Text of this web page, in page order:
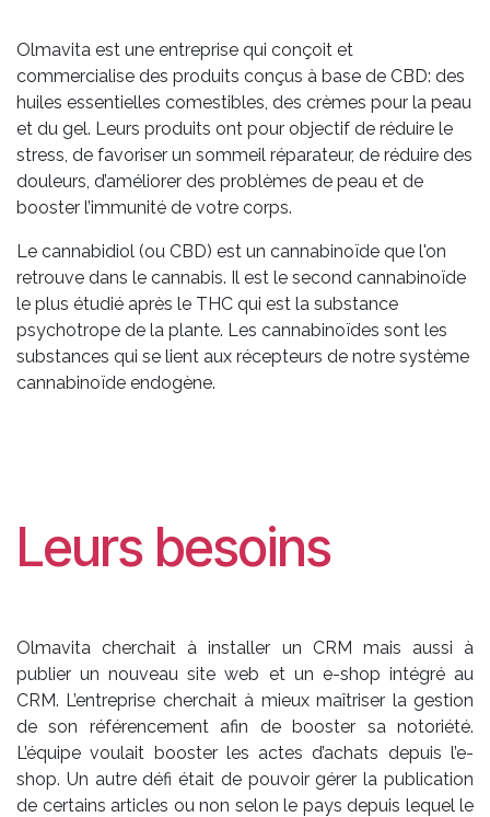
Olmavita est une entreprise qui conçoit et
commercialise des produits conçus à base de CBD: des
huiles essentielles comestibles, des crèmes pour la peau
et du gel. Leurs produits ont pour objectif de réduire le
stress, de favoriser un sommeil réparateur, de réduire des
douleurs, d’améliorer des problèmes de peau et de
booster l’immunité de votre corps.
Le cannabidiol (ou CBD) est un cannabinoïde que l'on
retrouve dans le cannabis. Il est le second cannabinoïde
le plus étudié après le THC qui est la substance
psychotrope de la plante. Les cannabinoïdes sont les
substances qui se lient aux récepteurs de notre système
cannabinoïde endogène.
Leurs besoins
Olmavita cherchait à installer un CRM mais aussi à
publier un nouveau site web et un e-shop intégré au
CRM. L’entreprise cherchait à mieux maîtriser la gestion
de son référencement afin de booster sa notoriété.
L’équipe voulait booster les actes d’achats depuis l’e-
shop. Un autre défi était de pouvoir gérer la publication
de certains articles ou non selon le pays depuis lequel le